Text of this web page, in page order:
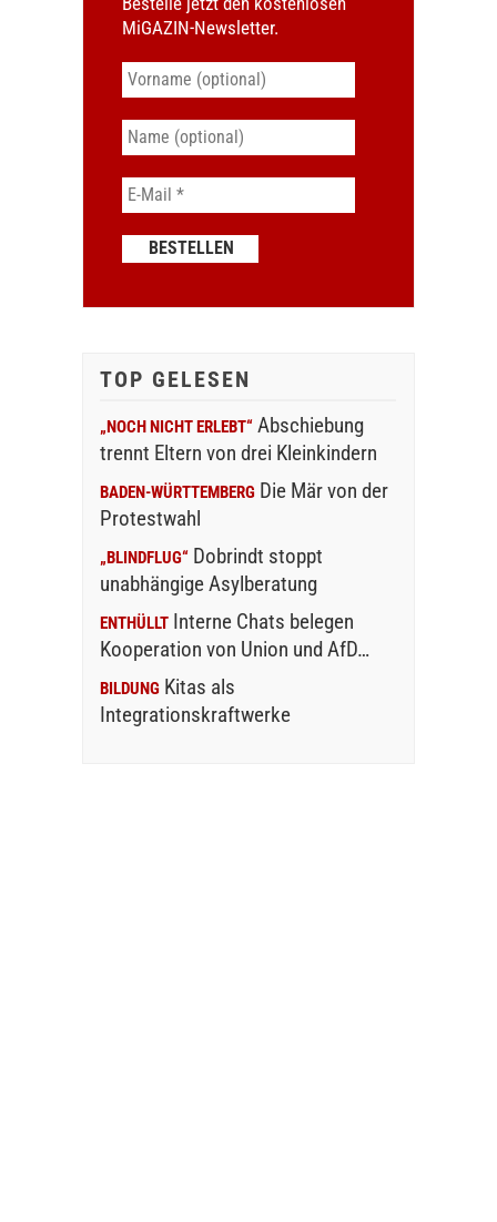
MiGAZIN-Newsletter.
TOP GELESEN
„NOCH NICHT ERLEBT“ Abschiebung
trennt Eltern von drei Kleinkindern
BADEN-WÜRTTEMBERG Die Mär von der
Protestwahl
„BLINDFLUG“ Dobrindt stoppt
unabhängige Asylberatung
ENTHÜLLT Interne Chats belegen
Kooperation von Union und AfD…
BILDUNG Kitas als
Integrationskraftwerke